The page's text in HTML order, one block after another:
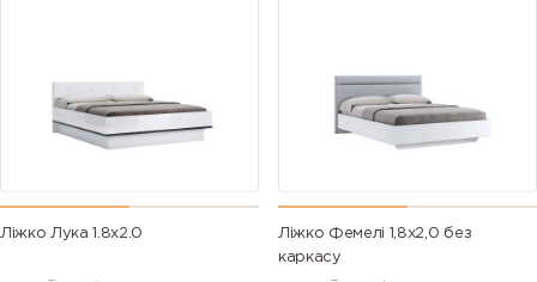
Ліжко Лука 1.8х2.0
Ліжко Фемелі 1,8х2,0 без
каркасу